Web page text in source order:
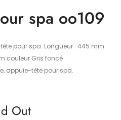
spa oo109
pour spa. Longueur : 445 mm
couleur Gris foncé
appuie-tête pour spa.
Out